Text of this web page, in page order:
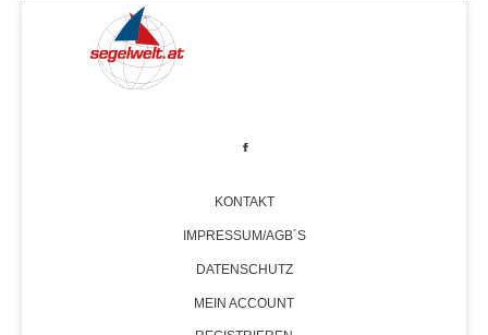
KONTAKT
IMPRESSUM/AGB´S
DATENSCHUTZ
MEIN ACCOUNT